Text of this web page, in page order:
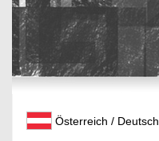
Österreich / Deutsch